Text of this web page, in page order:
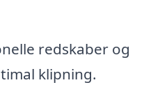
redskaber og
klipning.